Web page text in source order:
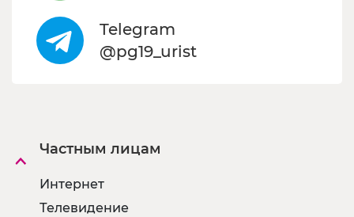
Telegram
@pg19_urist
Частным лицам
Интернет
Телевидение